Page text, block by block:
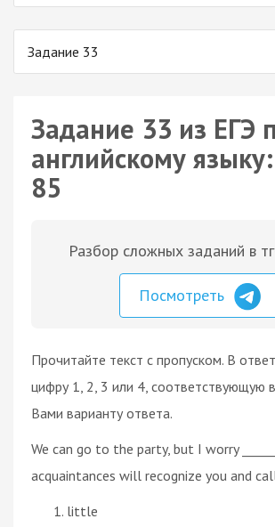
Задание 33
Задание 33 из ЕГЭ
английскому
85
Разбор сложных заданий в
Посмотреть
Прочитайте текст с пропуском. В
цифру 1, 2, 3 или 4, соответствующую
Вами варианту ответа.
We can go to the party, but I worry
acquaintances will recognize you and
little